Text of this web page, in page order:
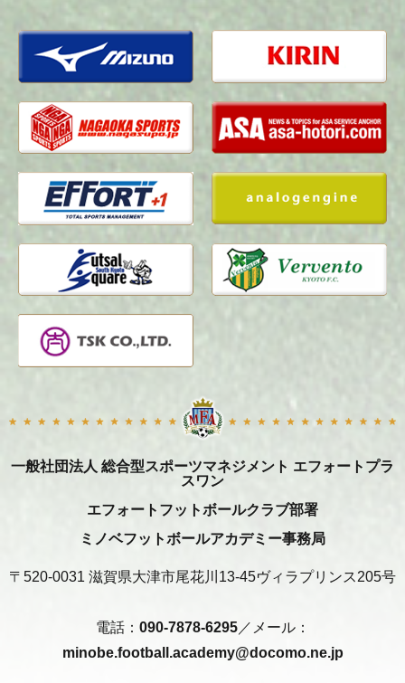
一般社団法人 総合型スポーツマネジメント エフォートプラ
スワン
エフォートフットボールクラブ部署
ミノベフットボールアカデミー事務局
〒520-0031 滋賀県大津市尾花川13-45ヴィラプリンス205号
電話： 090-7878-6295／メール：
minobe.football.academy@docomo.ne.jp